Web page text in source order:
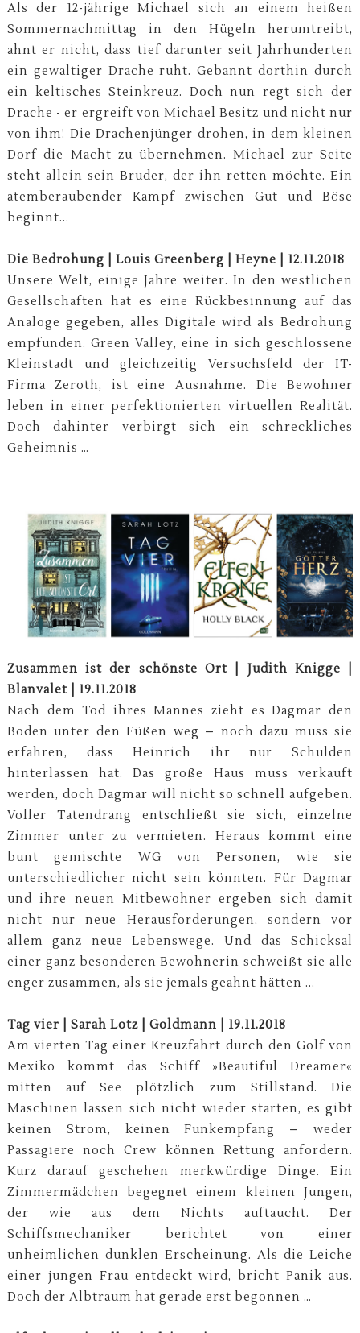
Als der 12-jährige Michael sich an einem heißen
Sommernachmittag in den Hügeln herumtreibt,
ahnt er nicht, dass tief darunter seit Jahrhunderten
ein gewaltiger Drache ruht. Gebannt dorthin durch
ein keltisches Steinkreuz. Doch nun regt sich der
Drache - er ergreift von Michael Besitz und nicht nur
von ihm! Die Drachenjünger drohen, in dem kleinen
Dorf die Macht zu übernehmen. Michael zur Seite
steht allein sein Bruder, der ihn retten möchte. Ein
atemberaubender Kampf zwischen Gut und Böse
beginnt...
Die Bedrohung | Louis Greenberg | Heyne | 12.11.2018
Unsere Welt, einige Jahre weiter. In den westlichen
Gesellschaften hat es eine Rückbesinnung auf das
Analoge gegeben, alles Digitale wird als Bedrohung
empfunden. Green Valley, eine in sich geschlossene
Kleinstadt und gleichzeitig Versuchsfeld der IT-
Firma Zeroth, ist eine Ausnahme. Die Bewohner
leben in einer perfektionierten virtuellen Realität.
Doch dahinter verbirgt sich ein schreckliches
Geheimnis …
Zusammen ist der schönste Ort | Judith Knigge |
Blanvalet | 19.11.2018
Nach dem Tod ihres Mannes zieht es Dagmar den
Boden unter den Füßen weg – noch dazu muss sie
erfahren, dass Heinrich ihr nur Schulden
hinterlassen hat. Das große Haus muss verkauft
werden, doch Dagmar will nicht so schnell aufgeben.
Voller Tatendrang entschließt sie sich, einzelne
Zimmer unter zu vermieten. Heraus kommt eine
bunt gemischte WG von Personen, wie sie
unterschiedlicher nicht sein könnten. Für Dagmar
und ihre neuen Mitbewohner ergeben sich damit
nicht nur neue Herausforderungen, sondern vor
allem ganz neue Lebenswege. Und das Schicksal
einer ganz besonderen Bewohnerin schweißt sie alle
enger zusammen, als sie jemals geahnt hätten ...
Tag vier | Sarah Lotz | Goldmann | 19.11.2018
Am vierten Tag einer Kreuzfahrt durch den Golf von
Mexiko kommt das Schiff »Beautiful Dreamer«
mitten auf See plötzlich zum Stillstand. Die
Maschinen lassen sich nicht wieder starten, es gibt
keinen Strom, keinen Funkempfang – weder
Passagiere noch Crew können Rettung anfordern.
Kurz darauf geschehen merkwürdige Dinge. Ein
Zimmermädchen begegnet einem kleinen Jungen,
der wie aus dem Nichts auftaucht. Der
Schiffsmechaniker berichtet von einer
unheimlichen dunklen Erscheinung. Als die Leiche
einer jungen Frau entdeckt wird, bricht Panik aus.
Doch der Albtraum hat gerade erst begonnen …